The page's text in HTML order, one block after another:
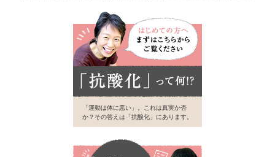
「運動は体に悪い」。これは真実か否
か？その答えは「抗酸化」にあります。